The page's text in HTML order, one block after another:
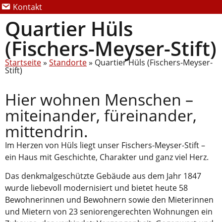
Kontakt
Quartier Hüls
(Fischers-Meyser-Stift)
Startseite» Standorte» Quartier Hüls (Fischers-Meyser-
Stift)
Hier wohnen Menschen –
miteinander, füreinander,
mittendrin.
Im Herzen von Hüls liegt unser Fischers-Meyser-Stift –
ein Haus mit Geschichte, Charakter und ganz viel Herz.
Das denkmalgeschützte Gebäude aus dem Jahr 1847
wurde liebevoll modernisiert und bietet heute 58
Bewohnerinnen und Bewohnern sowie den Mieterinnen
und Mietern von 23 seniorengerechten Wohnungen ein